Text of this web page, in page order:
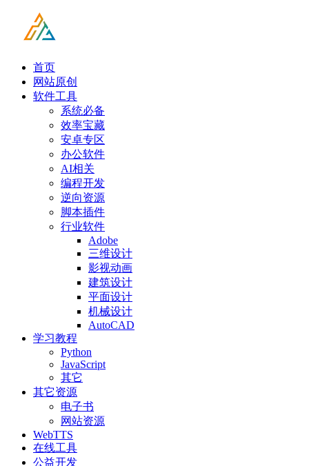
首页
网站原创
软件工具
系统必备
效率宝藏
安卓专区
办公软件
AI相关
编程开发
逆向资源
脚本插件
行业软件
Adobe
三维设计
影视动画
建筑设计
平面设计
机械设计
AutoCAD
学习教程
Python
JavaScript
其它
其它资源
电子书
网站资源
WebTTS
在线工具
公益开发